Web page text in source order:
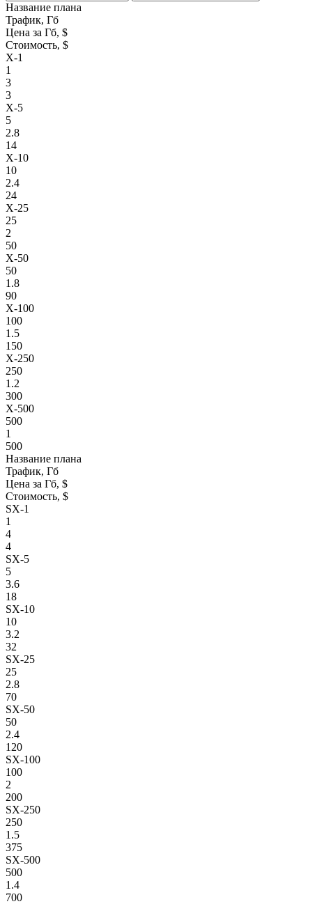
Название плана
Трафик, Гб
Цена за Гб, $
Стоимость, $
X-1
1
3
3
X-5
5
2.8
14
X-10
10
2.4
24
X-25
25
2
50
X-50
50
1.8
90
X-100
100
1.5
150
X-250
250
1.2
300
X-500
500
1
500
Название плана
Трафик, Гб
Цена за Гб, $
Стоимость, $
SX-1
1
4
4
SX-5
5
3.6
18
SX-10
10
3.2
32
SX-25
25
2.8
70
SX-50
50
2.4
120
SX-100
100
2
200
SX-250
250
1.5
375
SX-500
500
1.4
700